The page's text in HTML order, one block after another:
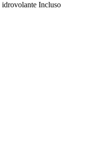
idrovolante Incluso